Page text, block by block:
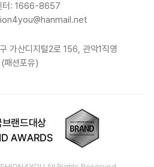
터: 1666-8657
가산디지털2로 156, 관악1직영
(패션포유)